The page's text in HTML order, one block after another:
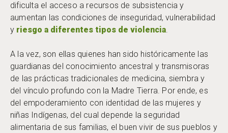
dificulta el acceso a recursos de subsistencia y
aumentan las condiciones de inseguridad, vulnerabilidad
y riesgo a diferentes tipos de violencia.
A la vez, son ellas quienes han sido históricamente las
guardianas del conocimiento ancestral y transmisoras
de las prácticas tradicionales de medicina, siembra y
del vínculo profundo con la Madre Tierra. Por ende, es
del empoderamiento con identidad de las mujeres y
niñas Indígenas, del cual depende la seguridad
alimentaria de sus familias, el buen vivir de sus pueblos y